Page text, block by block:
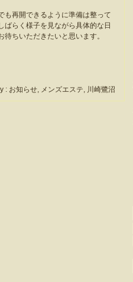
も再開できるように準備は整って
らく様子を見ながら具体的な日
ちいただきたいと思います。
: お知らせ, メンズエステ, 川崎鷺沼